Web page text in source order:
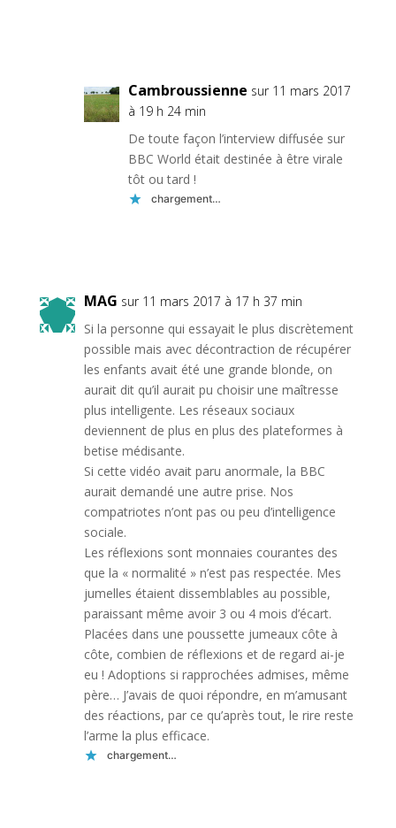
Cambroussienne sur 11 mars 2017
à 19 h 24 min
De toute façon l’interview diffusée sur
BBC World était destinée à être virale
tôt ou tard !
chargement…
MAG sur 11 mars 2017 à 17 h 37 min
Si la personne qui essayait le plus discrètement
possible mais avec décontraction de récupérer
les enfants avait été une grande blonde, on
aurait dit qu’il aurait pu choisir une maîtresse
plus intelligente. Les réseaux sociaux
deviennent de plus en plus des plateformes à
betise médisante.
Si cette vidéo avait paru anormale, la BBC
aurait demandé une autre prise. Nos
compatriotes n’ont pas ou peu d’intelligence
sociale.
Les réflexions sont monnaies courantes des
que la « normalité » n’est pas respectée. Mes
jumelles étaient dissemblables au possible,
paraissant même avoir 3 ou 4 mois d’écart.
Placées dans une poussette jumeaux côte à
côte, combien de réflexions et de regard ai-je
eu ! Adoptions si rapprochées admises, même
père… J’avais de quoi répondre, en m’amusant
des réactions, par ce qu’après tout, le rire reste
l’arme la plus efficace.
chargement…